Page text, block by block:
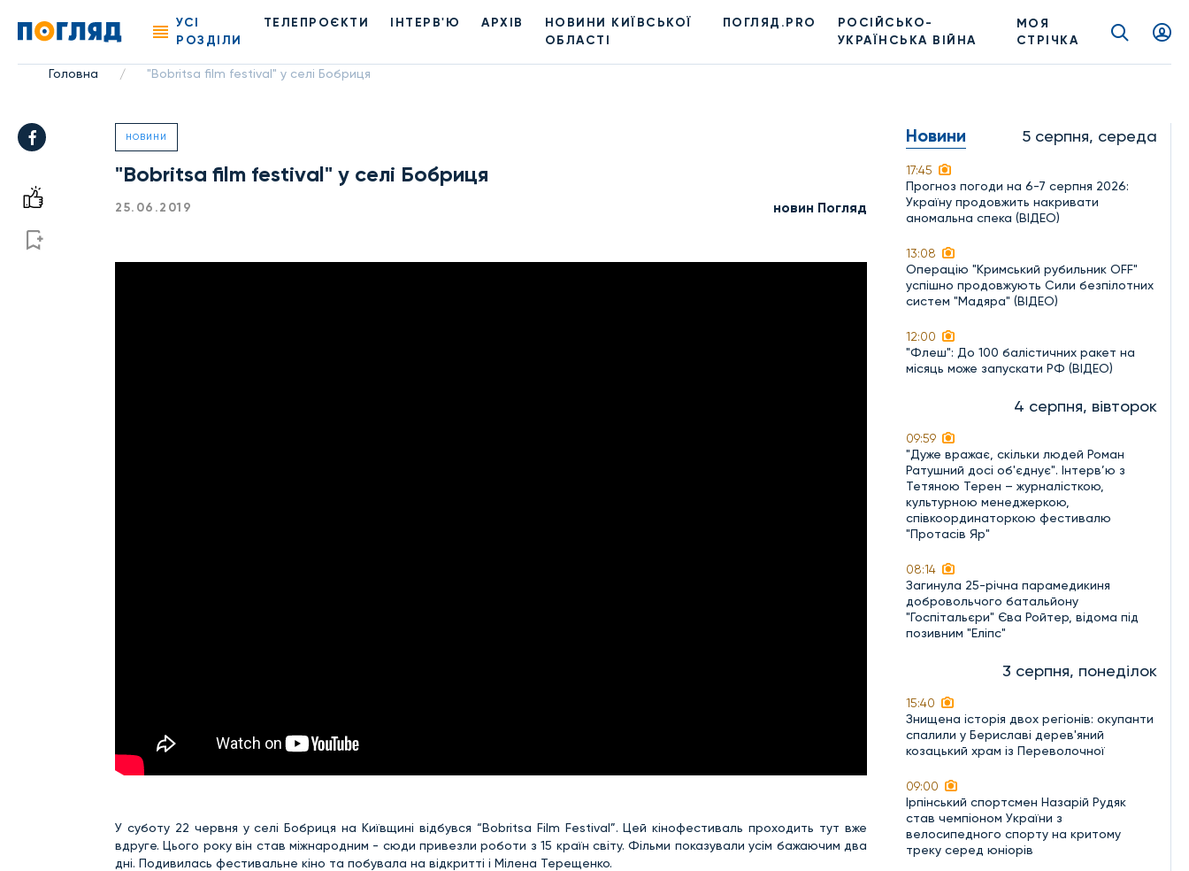
УСІ
РОЗДІЛИ
ТЕЛЕПРОЄКТИ ІНТЕРВ'Ю АРХІВ
НОВИНИ КИЇВСЬКОЇ
ОБЛАСТІ
ПОГЛЯД.PRO
РОСІЙСЬКО-
УКРАЇНСЬКА ВІЙНА
МОЯ
СТРІЧКА
Головна / "Bobritsa film festival" у селі Бобриця
НОВИНИ
"Bobritsa film festival" у селі Бобриця
25.06.2019 новин Погляд
У суботу 22 червня у селі Бобриця на Київщині відбувся “Bobritsa Film Festival”. Цей кінофестиваль проходить тут вже
вдруге. Цього року він став міжнародним - сюди привезли роботи з 15 країн світу. Фільми показували усім бажаючим два
дні. Подивилась фестивальне кіно та побувала на відкритті і Мілена Терещенко.
Новини 5 серпня, середа
17:45
Прогноз погоди на 6-7 серпня 2026:
Україну продовжить накривати
аномальна спека (ВІДЕО)
13:08
Операцію "Кримський рубильник OFF"
успішно продовжують Сили безпілотних
систем "Мадяра" (ВІДЕО)
12:00
"Флеш": До 100 балістичних ракет на
місяць може запускати РФ (ВІДЕО)
4 серпня, вівторок
09:59
"Дуже вражає, скільки людей Роман
Ратушний досі об'єднує". Інтерв’ю з
Тетяною Терен – журналісткою,
культурною менеджеркою,
співкоординаторкою фестивалю
"Протасів Яр"
08:14
Загинула 25-річна парамедикиня
добровольчого батальйону
"Госпітальєри" Єва Ройтер, відома під
позивним "Еліпс"
3 серпня, понеділок
15:40
Знищена історія двох регіонів: окупанти
спалили у Бериславі дерев'яний
козацький храм із Переволочної
09:00
Ірпінський спортсмен Назарій Рудяк
став чемпіоном України з
велосипедного спорту на критому
треку серед юніорів